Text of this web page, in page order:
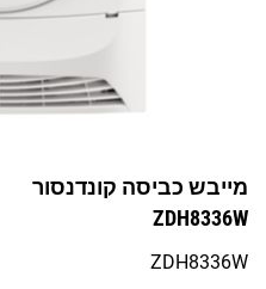
מייבש כביסה קונדנסור
ZDH8336W
ZDH8336W